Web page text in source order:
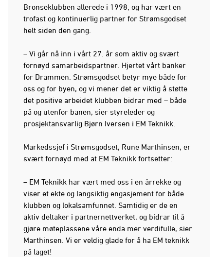
Bronseklubben allerede i 1998, og har vært en
trofast og kontinuerlig partner for Strømsgodset
helt siden den gang.
– Vi går nå inn i vårt 27. år som aktiv og svært
fornøyd samarbeidspartner. Hjertet vårt banker
for Drammen. Strømsgodset betyr mye både for
oss og for byen, og vi mener det er viktig å støtte
det positive arbeidet klubben bidrar med – både
på og utenfor banen, sier styreleder og
prosjektansvarlig Bjørn Iversen i EM Teknikk.
Markedssjef i Strømsgodset, Rune Marthinsen, er
svært fornøyd med at EM Teknikk fortsetter:
– EM Teknikk har vært med oss i en årrekke og
viser et ekte og langsiktig engasjement for både
klubben og lokalsamfunnet. Samtidig er de en
aktiv deltaker i partnernettverket, og bidrar til å
gjøre møteplassene våre enda mer verdifulle, sier
Marthinsen. Vi er veldig glade for å ha EM teknikk
på laget!